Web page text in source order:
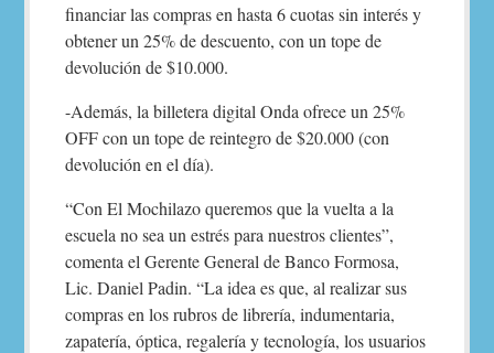
financiar las compras en hasta 6 cuotas sin interés y
obtener un 25% de descuento, con un tope de
devolución de $10.000.
-Además, la billetera digital Onda ofrece un 25%
OFF con un tope de reintegro de $20.000 (con
devolución en el día).
“Con El Mochilazo queremos que la vuelta a la
escuela no sea un estrés para nuestros clientes”,
comenta el Gerente General de Banco Formosa,
Lic. Daniel Padin. “La idea es que, al realizar sus
compras en los rubros de librería, indumentaria,
zapatería, óptica, regalería y tecnología, los usuarios